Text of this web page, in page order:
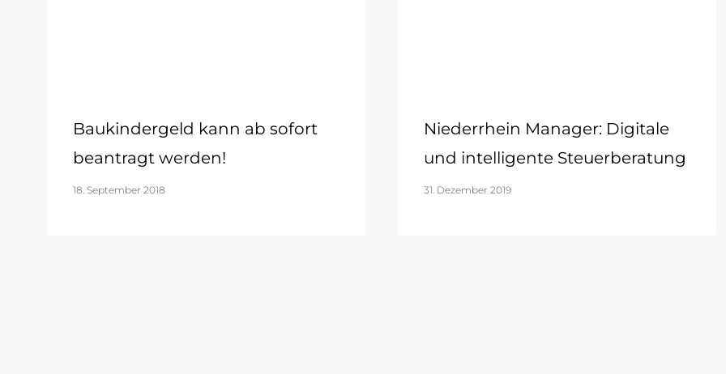
Baukindergeld kann ab sofort
beantragt werden!
18. September 2018
Niederrhein Manager: Digitale
und intelligente Steuerberatung
31. Dezember 2019